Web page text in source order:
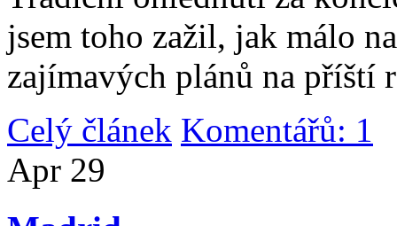
jsem toho zažil, jak málo
zajímavých plánů na příští
Celý článek Komentářů: 1
Apr 29